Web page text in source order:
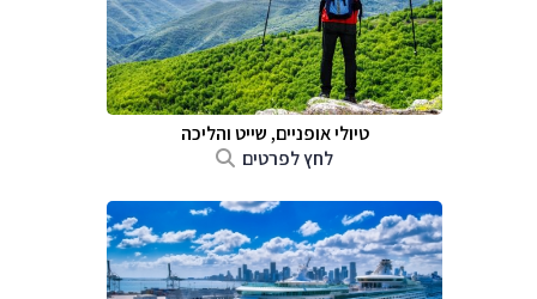
טיולי אופניים, שייט והליכה
לחץ לפרטים